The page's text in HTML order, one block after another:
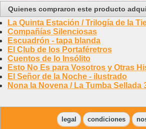
Quienes compraron este producto
La Quinta Estación / Trilogía de la
Compañías Silenciosas
Escuadrón - tapa blanda
El Club de los Portaféretros
Cuentos de lo Insólito
Esto No Es para Vosotros y Otras
El Señor de la Noche - ilustrado
Nona la Novena / La Tumba Sellada
legal condiciones